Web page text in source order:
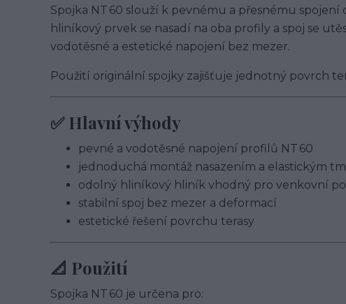
Spojka NT 60 slouží k pevnému a přesnému
hliníkový prvek se nasadí na oba profily a spoj se
vodotěsné a estetické napojení bez mezer.
Použití originální spojky zajišťuje jednotný povrch
✅ Hlavní výhody
pevné a vodotěsné napojení profilů NT 60
jednoduchá montáž nasazením a elastickým
odolný hliníkový hliník vhodný pro venkovní
stabilní spoj bez mezer a deformací
estetické řešení povrchu terasy
📐 Použití
Spojka NT 60 je určena pro: